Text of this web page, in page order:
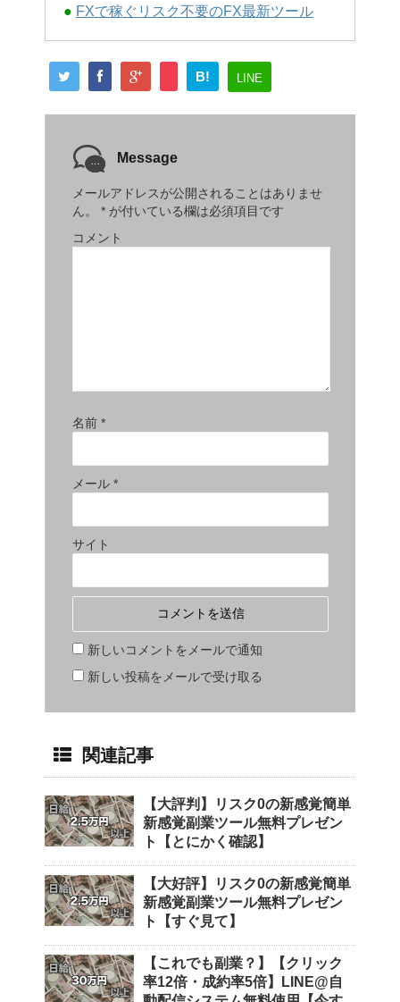
● FXで稼ぐリスク不要のFX最新ツール
B! LINE
Message
メールアドレスが公開されることはありませ
ん。
* が付いている欄は必須項目です
コメント
名前 *
メール *
サイト
新しいコメントをメールで通知
新しい投稿をメールで受け取る
関連記事
【大評判】リスク0の新感覚簡単
新感覚副業ツール無料プレゼン
ト【とにかく確認】
【大好評】リスク0の新感覚簡単
新感覚副業ツール無料プレゼン
ト【すぐ見て】
【これでも副業？】【クリック
率12倍・成約率5倍】LINE@自